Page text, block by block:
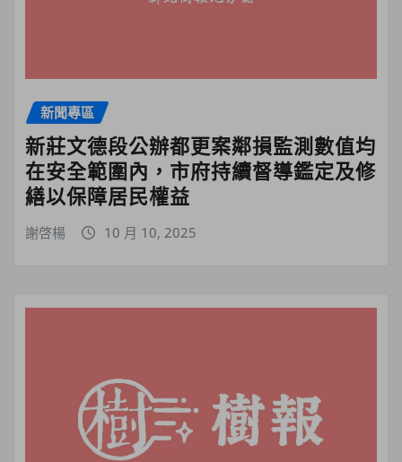
新聞專區
新莊文德段公辦都更案鄰損監測數值均
在安全範圍內，市府持續督導鑑定及修
繕以保障居民權益
謝啓楊 10 月 10, 2025